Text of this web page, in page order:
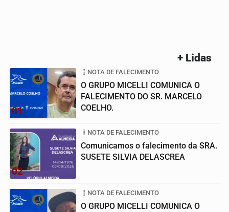
+ Lidas
01
NOTA DE FALECIMENTO
O GRUPO MICELLI COMUNICA O
FALECIMENTO DO SR. MARCELO
COELHO.
02
NOTA DE FALECIMENTO
Comunicamos o falecimento da SRA.
SUSETE SILVIA DELASCREA
NOTA DE FALECIMENTO
O GRUPO MICELLI COMUNICA O